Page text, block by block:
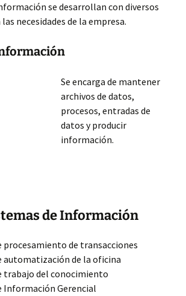
se desarrollan con diversos
necesidades de la empresa.
Se encarga de mantener
archivos de datos,
procesos, entradas de
datos y producir
información.
de Información
procesamiento de transacciones
automatización de la oficina
trabajo del conocimiento
Información Gerencial